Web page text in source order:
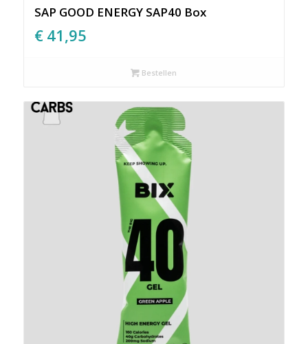
SAP GOOD ENERGY SAP40 Box
€ 41,95
Bestellen